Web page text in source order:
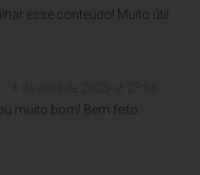
esse conteúdo! Muito útil.
muito bom! Bem feito.